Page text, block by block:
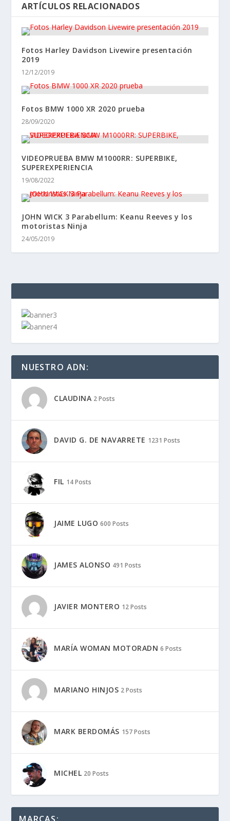
ARTÍCULOS RELACIONADOS
Fotos Harley Davidson Livewire presentación
2019
12/12/2019
Fotos BMW 1000 XR 2020 prueba
28/09/2020
VIDEOPRUEBA BMW M1000RR: SUPERBIKE,
SUPEREXPERIENCIA
19/08/2022
JOHN WICK 3 Parabellum: Keanu Reeves y los
motoristas Ninja
24/05/2019
NUESTRO ADN:
CLAUDINA 2 Posts
DAVID G. DE NAVARRETE 1231 Posts
FIL 14 Posts
JAIME LUGO 600 Posts
JAMES ALONSO 491 Posts
JAVIER MONTERO 12 Posts
MARÍA WOMAN MOTORADN 6 Posts
MARIANO HINJOS 2 Posts
MARK BERDOMÁS 157 Posts
MICHEL 20 Posts